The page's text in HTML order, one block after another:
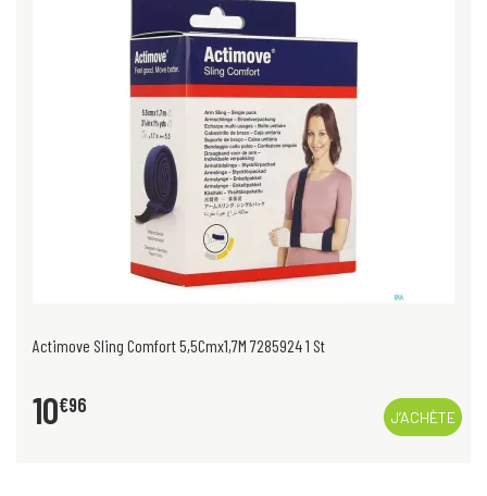
Actimove Sling Comfort 5,5Cmx1,7M 7285924 1 St
10€96
J’ACHÈTE